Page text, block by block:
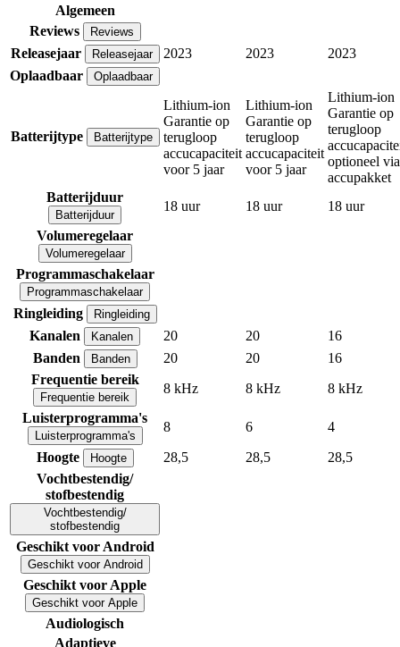
Algemeen
Reviews
Reviews
Releasejaar Releasejaar 2023 2023
2023
Oplaadbaar
Oplaadbaar
Batterijtype Batterijtype
Lithium-ion
Garantie op
terugloop
accucapaciteit
voor 5 jaar
Lithium-ion
Garantie op
terugloop
accucapaciteit
voor 5 jaar
Lithium-ion
Garantie op
terugloop
optioneel via
accupakket
Batterijduur
Batterijduur
18 uur 18 uur
18 uur
Volumeregelaar
Volumeregelaar
Programmaschakelaar
Programmaschakelaar
Ringleiding Ringleiding
Kanalen Kanalen 20 20
16
Banden
Banden 20 20
16
Frequentie bereik
Frequentie bereik
8 kHz 8 kHz
8 kHz
Luisterprogramma's
Luisterprogramma's
8 6
4
Hoogte
Hoogte 28,5 28,5
28,5
Vochtbestendig/
stofbestendig
Vochtbestendig/
stofbestendig
Geschikt voor Android
Geschikt voor Android
Geschikt voor Apple
Geschikt voor Apple
Audiologisch
Adaptieve